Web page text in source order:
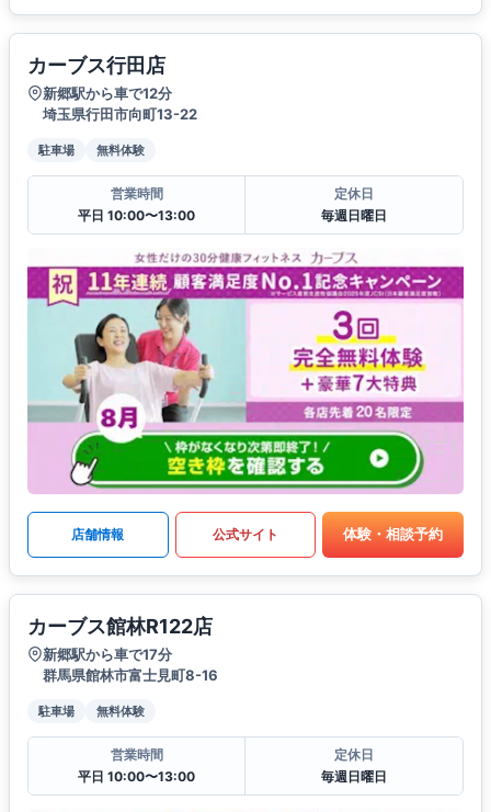
カーブス行田店
新郷駅から車で12分
埼玉県行田市向町13-22
駐車場 無料体験
営業時間
平日 10:00〜13:00
定休日
毎週日曜日
店舗情報 公式サイト 体験・相談予約
カーブス館林R122店
新郷駅から車で17分
群馬県館林市富士見町8-16
駐車場 無料体験
営業時間
平日 10:00〜13:00
定休日
毎週日曜日